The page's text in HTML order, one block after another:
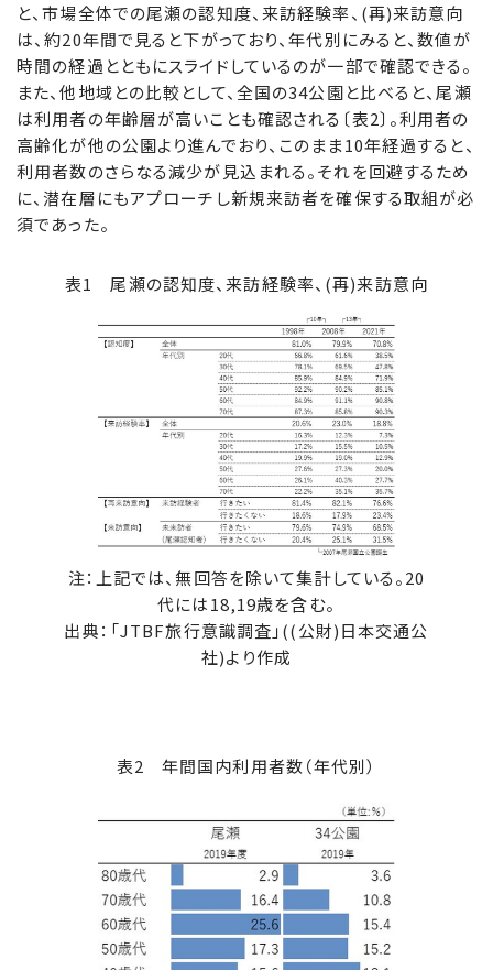
と、市場全体での尾瀬の認知度、来訪経験率、(再)来訪意向
は、約20年間で見ると下がっており、年代別にみると、数値が
時間の経過とともにスライドしているのが一部で確認できる。
また、他地域との比較として、全国の34公園と比べると、尾瀬
は利用者の年齢層が高いことも確認される〔表2〕。利用者の
高齢化が他の公園より進んでおり、このまま10年経過すると、
利用者数のさらなる減少が見込まれる。それを回避するため
に、潜在層にもアプローチし新規来訪者を確保する取組が必
須であった。
表1 尾瀬の認知度、来訪経験率、(再)来訪意向
注：上記では、無回答を除いて集計している。20
代には18,19歳を含む。
出典：「JTBF旅行意識調査」((公財)日本交通公
社)より作成
表2 年間国内利用者数（年代別）